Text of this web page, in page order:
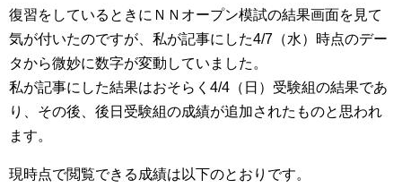
復習をしているときにＮＮオープン模試の結果画面を見て
気が付いたのですが、私が記事にした4/7（水）時点のデー
タから微妙に数字が変動していました。
私が記事にした結果はおそらく4/4（日）受験組の結果であ
り、その後、後日受験組の成績が追加されたものと思われ
ます。
現時点で閲覧できる成績は以下のとおりです。